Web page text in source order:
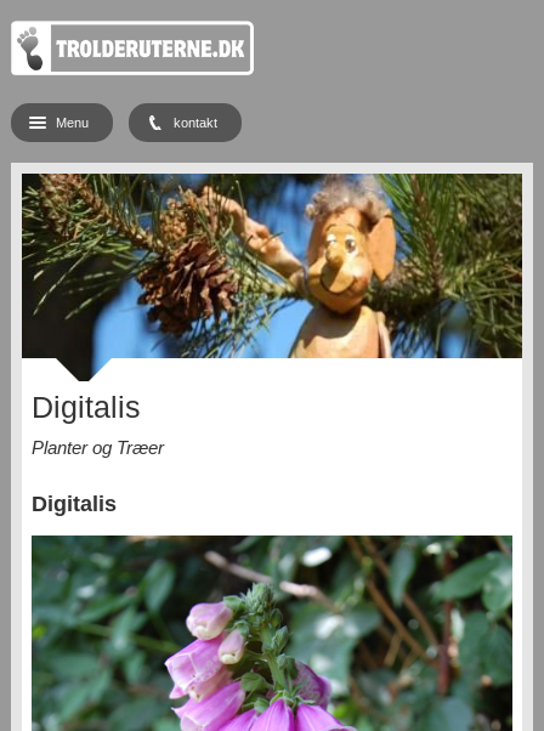
Digitalis
Planter og Træer
Digitalis
Menu kontakt